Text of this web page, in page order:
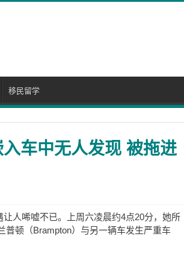
移民留学
车中无人发现 被拖进
人唏嘘不已。上周六凌晨约4点20分，她所
普顿（Brampton）与另一辆车发生严重车